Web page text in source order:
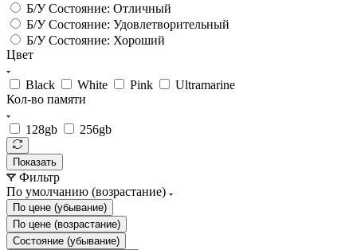
Б/У Состояние: Отличный
Б/У Состояние: Удовлетворительный
Б/У Состояние: Хороший
Цвет
Black White Pink
Ultramarine
Кол-во памяти
128gb 256gb
Показать
Фильтр
По умолчанию (возрастание)
По цене (убывание)
По цене (возрастание)
Состояние (убывание)